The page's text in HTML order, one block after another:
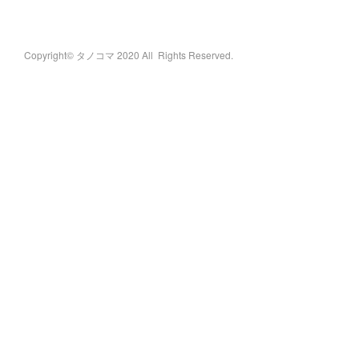
Copyright© タノコマ 2020 All Rights Reserved.